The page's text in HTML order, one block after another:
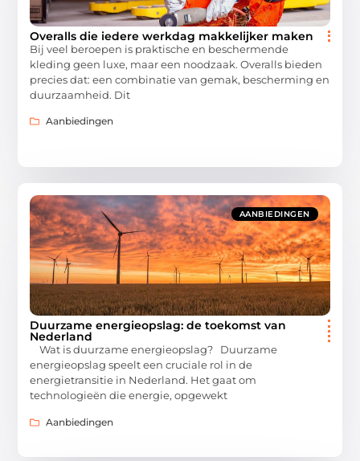
Overalls die iedere werkdag makkelijker maken
Bij veel beroepen is praktische en beschermende
kleding geen luxe, maar een noodzaak. Overalls bieden
precies dat: een combinatie van gemak, bescherming en
duurzaamheid. Dit
Aanbiedingen
AANBIEDINGEN
Duurzame energieopslag: de toekomst van
Nederland
Wat is duurzame energieopslag? Duurzame
energieopslag speelt een cruciale rol in de
energietransitie in Nederland. Het gaat om
technologieën die energie, opgewekt
Aanbiedingen